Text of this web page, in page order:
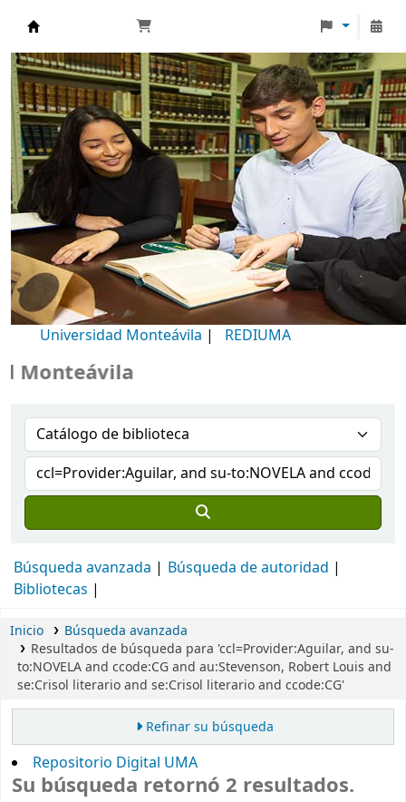
Biblioteca Universidad Monteávila
Universidad Monteávila | REDIUMA
Búsqueda avanzada
Búsqueda de autoridad
Bibliotecas
Inicio
Búsqueda avanzada
Resultados de búsqueda para 'ccl=Provider:Aguilar, and su-
to:NOVELA and ccode:CG and au:Stevenson, Robert Louis and
se:Crisol literario and se:Crisol literario and ccode:CG'
Refinar su búsqueda
Repositorio Digital UMA
Su búsqueda retornó 2 resultados.